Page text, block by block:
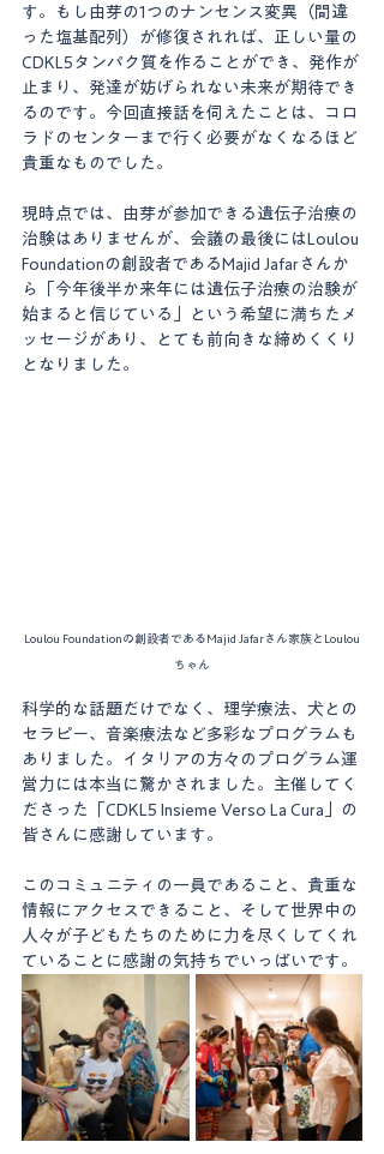
す。もし由芽の1つのナンセンス変異（間違
った塩基配列）が修復されれば、正しい量の
CDKL5タンパク質を作ることができ、発作が
止まり、発達が妨げられない未来が期待でき
るのです。今回直接話を伺えたことは、コロ
ラドのセンターまで行く必要がなくなるほど
貴重なものでした。
現時点では、由芽が参加できる遺伝子治療の
治験はありませんが、会議の最後にはLoulou
Foundationの創設者であるMajid Jafarさんか
ら「今年後半か来年には遺伝子治療の治験が
始まると信じている」という希望に満ちたメ
ッセージがあり、とても前向きな締めくくり
となりました。
Loulou Foundationの創設者であるMajid Jafarさん家族とLoulou
ちゃん
科学的な話題だけでなく、理学療法、犬との
セラピー、音楽療法など多彩なプログラムも
ありました。イタリアの方々のプログラム運
営力には本当に驚かされました。主催してく
ださった「CDKL5 Insieme Verso La Cura」の
皆さんに感謝しています。
このコミュニティの一員であること、貴重な
情報にアクセスできること、そして世界中の
人々が子どもたちのために力を尽くしてくれ
ていることに感謝の気持ちでいっぱいです。